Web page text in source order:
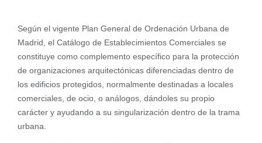
Según el vigente Plan General de Ordenación Urbana de
Madrid, el Catálogo de Establecimientos Comerciales se
constituye como complemento específico para la protección
de organizaciones arquitectónicas diferenciadas dentro de
los edificios protegidos, normalmente destinadas a locales
comerciales, de ocio, o análogos, dándoles su propio
carácter y ayudando a su singularización dentro de la trama
urbana.